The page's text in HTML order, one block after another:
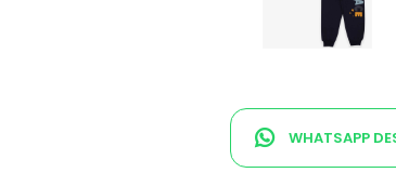
WHATSAPP